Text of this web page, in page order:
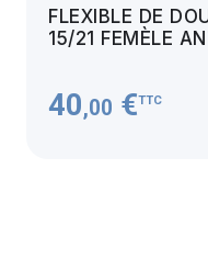
FLEXIBLE DE
15/21 FEMÈLE
40,00 €TTC